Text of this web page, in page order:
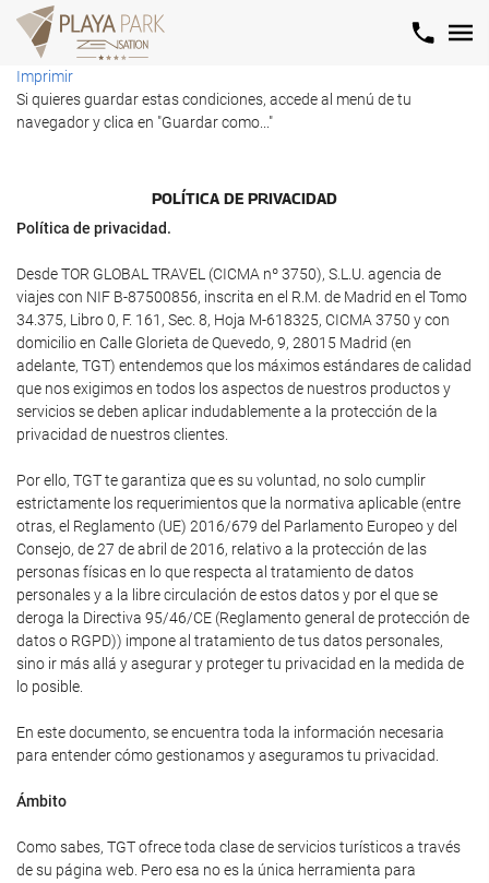
Imprimir
Si quieres guardar estas condiciones, accede al menú de tu
navegador y clica en "Guardar como..."
POLÍTICA DE PRIVACIDAD
Política de privacidad.
Desde TOR GLOBAL TRAVEL (CICMA nº 3750), S.L.U. agencia de
viajes con NIF B-87500856, inscrita en el R.M. de Madrid en el Tomo
34.375, Libro 0, F. 161, Sec. 8, Hoja M-618325, CICMA 3750 y con
domicilio en Calle Glorieta de Quevedo, 9, 28015 Madrid (en
adelante, TGT) entendemos que los máximos estándares de calidad
que nos exigimos en todos los aspectos de nuestros productos y
servicios se deben aplicar indudablemente a la protección de la
privacidad de nuestros clientes.
Por ello, TGT te garantiza que es su voluntad, no solo cumplir
estrictamente los requerimientos que la normativa aplicable (entre
otras, el Reglamento (UE) 2016/679 del Parlamento Europeo y del
Consejo, de 27 de abril de 2016, relativo a la protección de las
personas físicas en lo que respecta al tratamiento de datos
personales y a la libre circulación de estos datos y por el que se
deroga la Directiva 95/46/CE (Reglamento general de protección de
datos o RGPD)) impone al tratamiento de tus datos personales,
sino ir más allá y asegurar y proteger tu privacidad en la medida de
lo posible.
En este documento, se encuentra toda la información necesaria
para entender cómo gestionamos y aseguramos tu privacidad.
Ámbito
Como sabes, TGT ofrece toda clase de servicios turísticos a través
de su página web. Pero esa no es la única herramienta para